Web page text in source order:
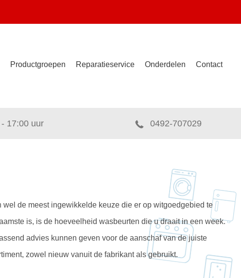
Productgroepen Reparatieservice Onderdelen Contact
17:00 uur 0492-707029
de meest ingewikkelde keuze die er op witgoedgebied te
is, is de hoeveelheid wasbeurten die u draait in een week.
advies kunnen geven voor de aanschaf van de juiste
zowel nieuw vanuit de fabrikant als gebruikt.